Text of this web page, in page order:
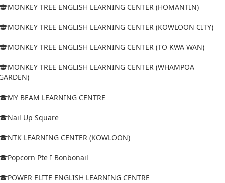
MONKEY TREE ENGLISH LEARNING CENTER (HOMANTIN)
MONKEY TREE ENGLISH LEARNING CENTER (KOWLOON CITY)
MONKEY TREE ENGLISH LEARNING CENTER (TO KWA WAN)
MONKEY TREE ENGLISH LEARNING CENTER (WHAMPOA
MY BEAM LEARNING CENTRE
Nail Up Square
NTK LEARNING CENTER (KOWLOON)
Popcorn Pte I Bonbonail
POWER ELITE ENGLISH LEARNING CENTRE